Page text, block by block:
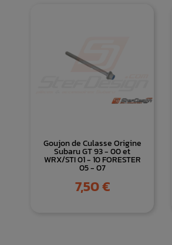
Goujon de Culasse Origine
Subaru GT 93 - 00 et
WRX/STI 01 - 10 FORESTER
05 - 07
Prix
7,50 €